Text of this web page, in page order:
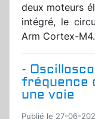
deux moteurs
intégré, le
Arm Cortex-
-
fréquence
une voie
Publié le 27-06-